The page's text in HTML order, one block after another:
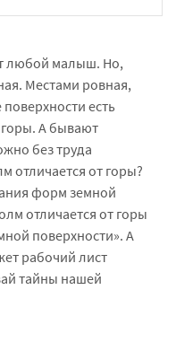
любой малыш. Но,
Местами ровная,
есть
А бывают
без труда
отличается от горы?
форм земной
отличается от горы
поверхности». А
рабочий лист
тайны нашей